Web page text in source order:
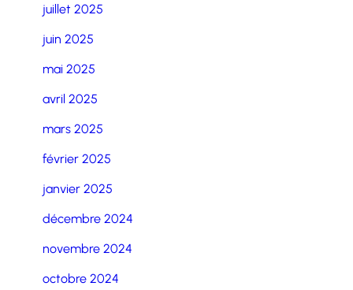
juillet 2025
juin 2025
mai 2025
avril 2025
mars 2025
février 2025
janvier 2025
décembre 2024
novembre 2024
octobre 2024